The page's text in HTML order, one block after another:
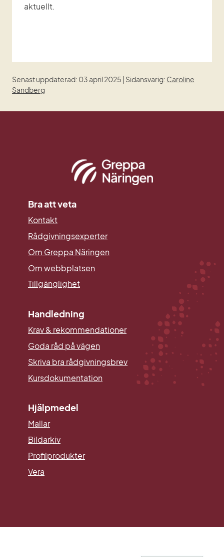
aktuellt.
Senast uppdaterad: 03 april 2025 | Sidansvarig: Caroline
Sandberg
Bra att veta
Kontakt
Rådgivningsexperter
Om Greppa Näringen
Om webbplatsen
Tillgänglighet
Handledning
Krav & rekommendationer
Goda råd på vägen
Skriva bra rådgivningsbrev
Kursdokumentation
Hjälpmedel
Mallar
BildarkivLänk till annan webbplats.
Profilprodukter
Vera